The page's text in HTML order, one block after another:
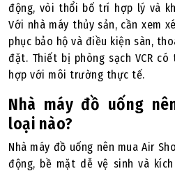
động, vòi thổi bố trí hợp lý và
Với nhà máy thủy sản, cần xem
phục bảo hộ và điều kiện sàn,
đặt. Thiết bị phòng sạch VCR
hợp với môi trường thực tế.
Nhà máy đồ uống
loại nào?
Nhà máy đồ uống nên mua Air
động, bề mặt dễ vệ sinh và